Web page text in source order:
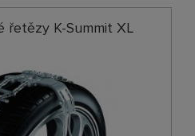
řetězy K-Summit XL